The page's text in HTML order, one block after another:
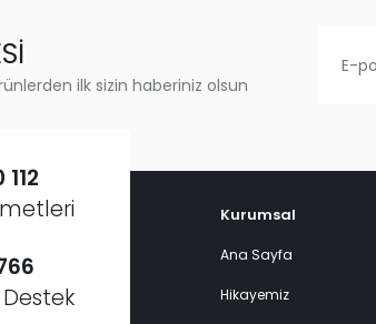
ilk sizin haberiniz olsun
Kurumsal
Ana Sayfa
Hikayemiz